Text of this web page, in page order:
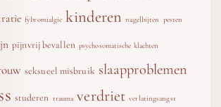
fybromialgie kinderen nagelbijten pesten
pijnvrij bevallen psychosomatische klachten
seksueel misbruik slaapproblemen
studeren trauma verdriet verlatingsangst